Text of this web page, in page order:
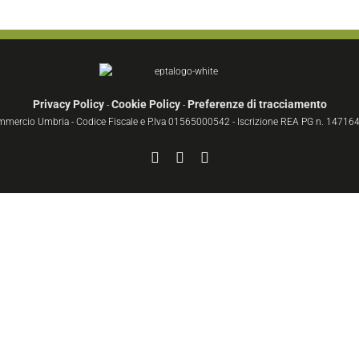
Privacy Policy- Cookie Policy- Preferenze di tracciamento
Umbria - Codice Fiscale e P.Iva 01565000542 - Iscrizione REA PG n.
FacebookYouTube